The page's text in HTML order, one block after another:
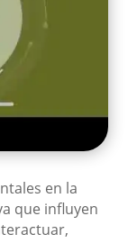
en la
que influyen